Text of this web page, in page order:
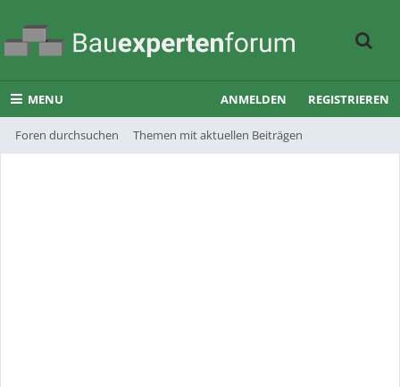
MENU
Foren durchsuchen Themen mit aktuellen Beiträgen
ANMELDEN REGISTRIEREN